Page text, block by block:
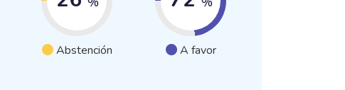
Abstención A favor